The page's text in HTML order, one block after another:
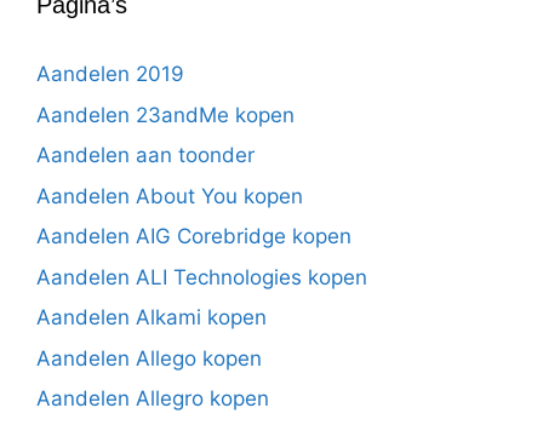
Pagina’s
Aandelen 2019
Aandelen 23andMe kopen
Aandelen aan toonder
Aandelen About You kopen
Aandelen AIG Corebridge kopen
Aandelen ALI Technologies kopen
Aandelen Alkami kopen
Aandelen Allego kopen
Aandelen Allegro kopen